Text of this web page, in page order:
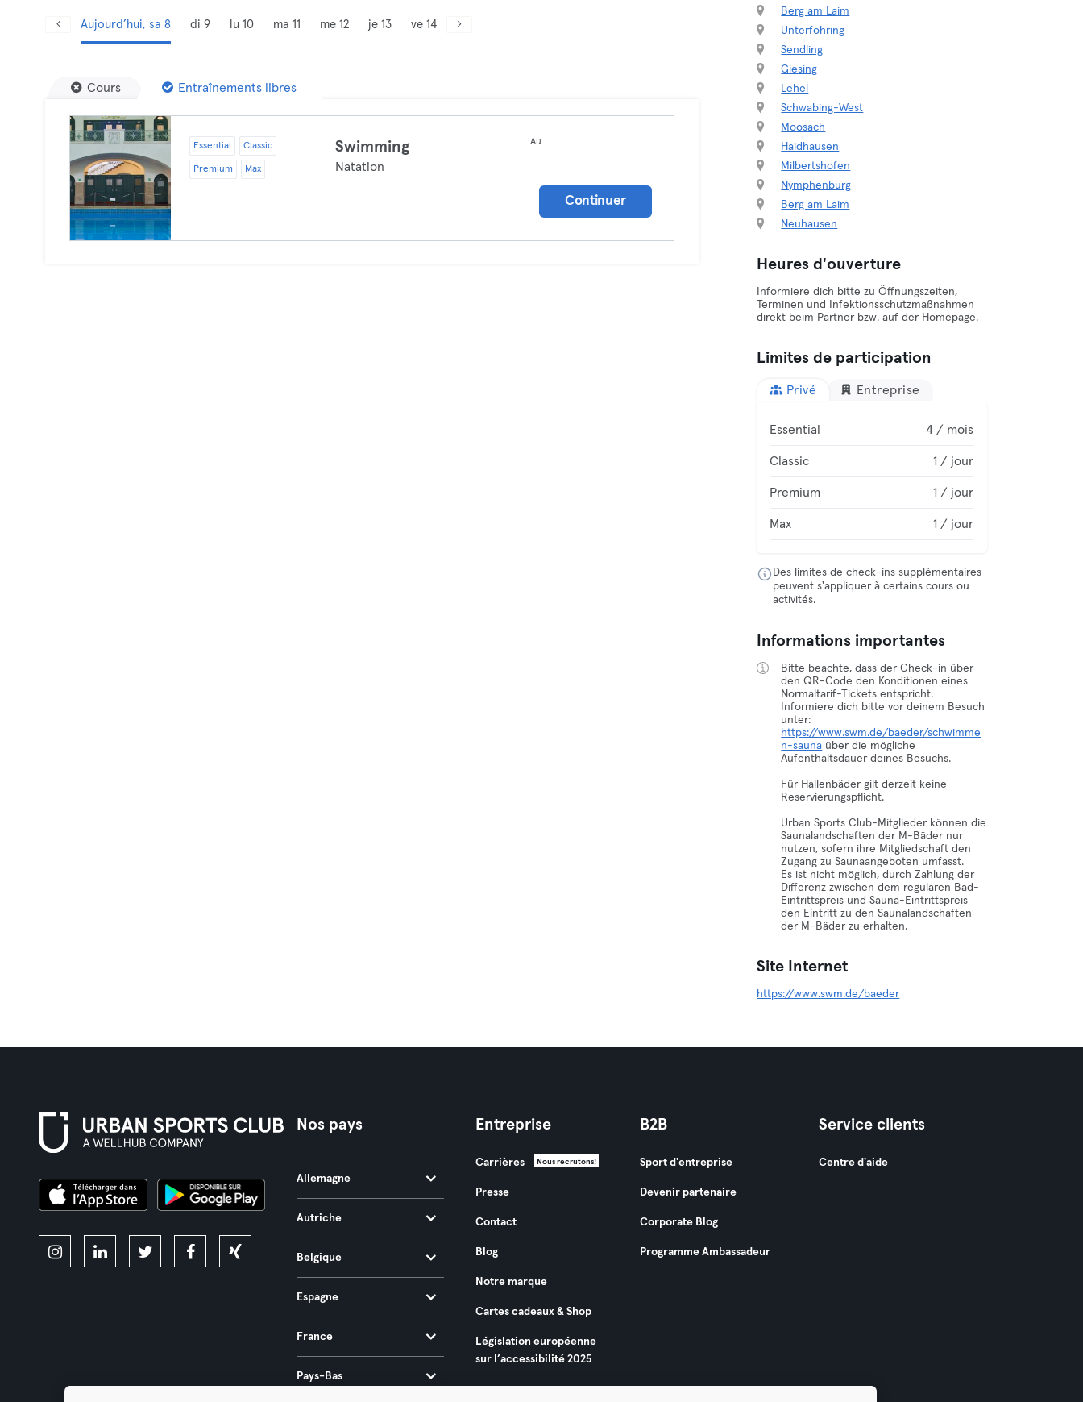
Aujourd’hui, sa 8 di 9 lu 10 ma 11 me 12 je 13 ve 14
Cours Entraînements libres
Essential Classic
Premium Max
Swimming
Natation
Au
Continuer
Berg am Laim
Unterföhring
Sendling
Giesing
Lehel
Schwabing-West
Moosach
Haidhausen
Milbertshofen
Nymphenburg
Berg am Laim
Neuhausen
Heures d'ouverture
Informiere dich bitte zu Öffnungszeiten,
Terminen und Infektionsschutzmaßnahmen
direkt beim Partner bzw. auf der Homepage.
Limites de participation
Privé Entreprise
Essential 4 / mois
Classic 1 / jour
Premium 1 / jour
Max 1 / jour
Des limites de check-ins supplémentaires
peuvent s'appliquer à certains cours ou
activités.
Informations importantes
Bitte beachte, dass der Check-in über
den QR-Code den Konditionen eines
Normaltarif-Tickets entspricht.
Informiere dich bitte vor deinem Besuch
unter:
https://www.swm.de/baeder/schwimme
n-sauna über die mögliche
Aufenthaltsdauer deines Besuchs.
Für Hallenbäder gilt derzeit keine
Reservierungspflicht.
Urban Sports Club-Mitglieder können die
Saunalandschaften der M-Bäder nur
nutzen, sofern ihre Mitgliedschaft den
Zugang zu Saunaangeboten umfasst.
Es ist nicht möglich, durch Zahlung der
Differenz zwischen dem regulären Bad-
Eintrittspreis und Sauna-Eintrittspreis
den Eintritt zu den Saunalandschaften
der M-Bäder zu erhalten.
Site Internet
https://www.swm.de/baeder
Nos pays
Allemagne
Autriche
Belgique
Espagne
France
Pays-Bas
Entreprise
Carrières Nous recrutons!
Presse
Contact
Blog
Notre marque
Cartes cadeaux & Shop
Législation européenne
sur l’accessibilité 2025
B2B
Sport d'entreprise
Devenir partenaire
Corporate Blog
Programme Ambassadeur
Service clients
Centre d'aide